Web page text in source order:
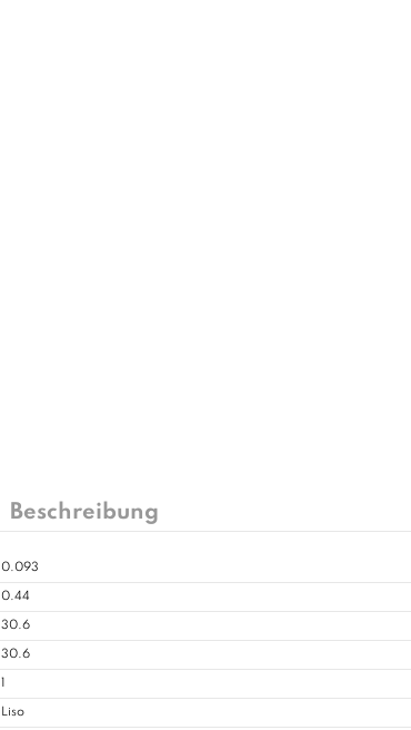
Beschreibung
0.093
0.44
30.6
30.6
1
Liso